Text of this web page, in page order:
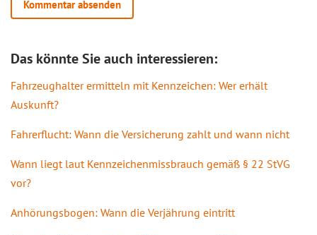
Das könnte Sie auch interessieren:
Fahrzeughalter ermitteln mit Kennzeichen: Wer erhält
Auskunft?
Fahrerflucht: Wann die Versicherung zahlt und wann nicht
Wann liegt laut Kennzeichenmissbrauch gemäß § 22 StVG
vor?
Anhörungsbogen: Wann die Verjährung eintritt